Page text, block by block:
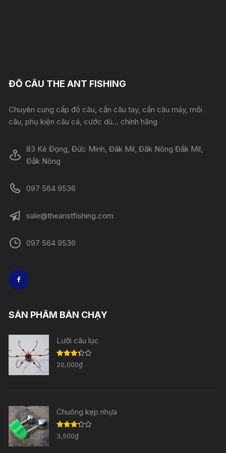
ĐỒ CÂU THE ANT FISHING
Chuyên cung cấp đồ câu, cần câu tay, cần câu máy, mồi
câu, phụ kiện câu cá, cước dù... chính hãng
83 Kẻ Đọng, Đức Minh, Đăk Mil, Đăk Nông Đắk Mil,
Đắk Nông
097 564 9536
sale@theanstfishing.com
097 564 9536
SẢN PHẨM BÁN CHẠY
Lưỡi câu lục
Được
xếp
20,000₫
Chuông kẹp nhựa
Được
xếp
3,500₫